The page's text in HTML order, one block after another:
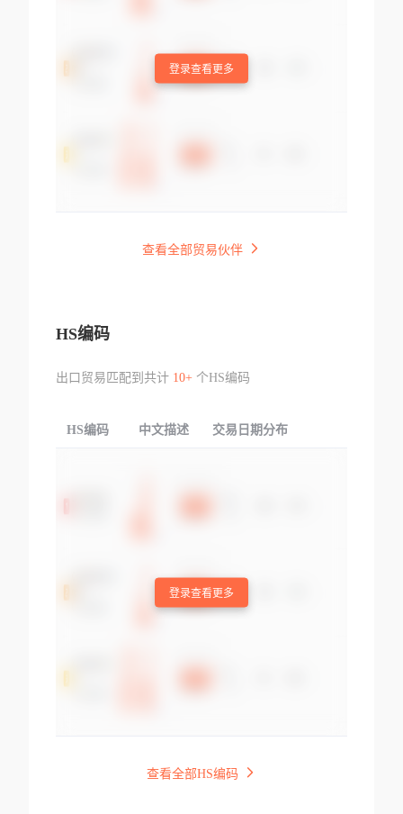
登录查看更多
查看全部贸易伙伴
HS编码
出口贸易匹配到共计 10+个HS编码
HS编码 中文描述 交易日期分布
登录查看更多
查看全部HS编码